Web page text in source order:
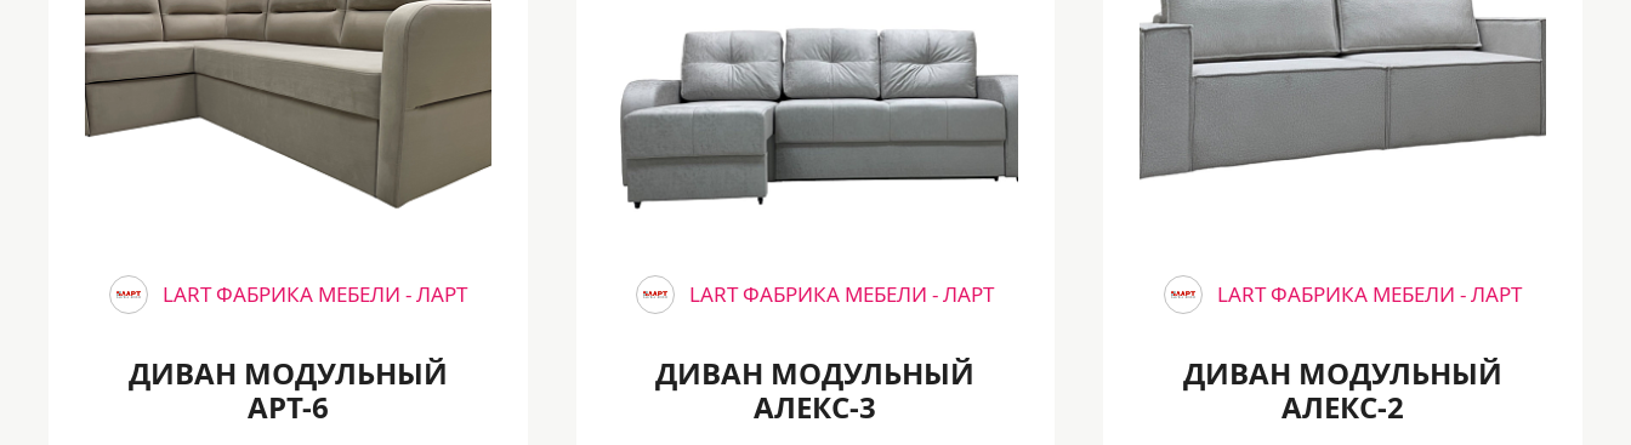
LART ФАБРИКА МЕБЕЛИ - ЛАРТ
ДИВАН МОДУЛЬНЫЙ
АРТ-6
LART ФАБРИКА МЕБЕЛИ - ЛАРТ
ДИВАН МОДУЛЬНЫЙ
АЛЕКС-3
LART ФАБРИКА МЕБЕЛИ - ЛАРТ
ДИВАН МОДУЛЬНЫЙ
АЛЕКС-2